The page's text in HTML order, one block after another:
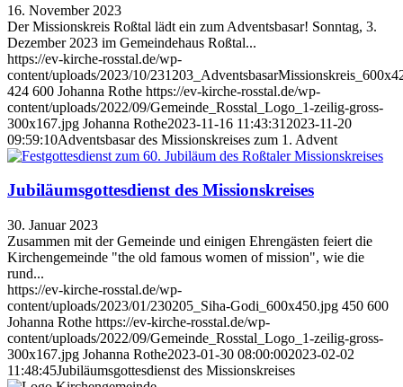
16. November 2023
Der Missionskreis Roßtal lädt ein zum Adventsbasar! Sonntag, 3.
Dezember 2023 im Gemeindehaus Roßtal...
https://ev-kirche-rosstal.de/wp-
content/uploads/2023/10/
424 600 Johanna Rothe https://ev-kirche-rosstal.de/wp-
content/uploads/2022/09/Gemeinde_Rosstal_Logo_1-zeilig-gross-
300x167.jpg Johanna Rothe2023-11-16 11:43:31 2023-11-20
09:59:10Adventsbasar des Missionskreises zum 1. Advent
Jubiläumsgottesdienst des Missionskreises
30. Januar 2023
Zusammen mit der Gemeinde und einigen Ehrengästen feiert die
Kirchengemeinde "the old famous women of mission", wie die
rund...
https://ev-kirche-rosstal.de/wp-
content/uploads/2023/01/230205_Siha-Godi_600x450.jpg 450 600
Johanna Rothe https://ev-kirche-rosstal.de/wp-
content/uploads/2022/09/Gemeinde_Rosstal_Logo_1-zeilig-gross-
300x167.jpg Johanna Rothe2023-01-30 08:00:002023-02-02
11:48:45Jubiläumsgottesdienst des Missionskreises